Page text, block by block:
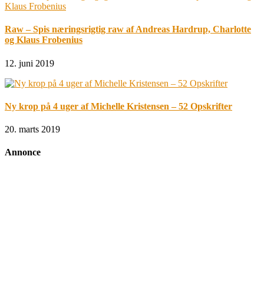
Raw – Spis næringsrigtig raw af Andreas Hardrup, Charlotte
og Klaus Frobenius
12. juni 2019
Ny krop på 4 uger af Michelle Kristensen – 52 Opskrifter
20. marts 2019
Annonce